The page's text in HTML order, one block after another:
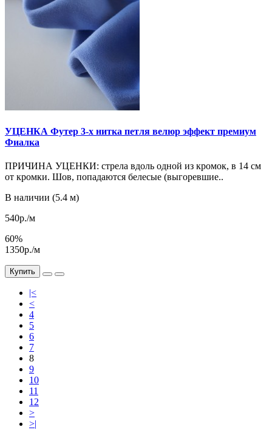
УЦЕНКА Футер 3-х нитка петля велюр эффект премиум
Фиалка
ПРИЧИНА УЦЕНКИ: стрела вдоль одной из кромок, в 14 см
от кромки. Шов, попадаются белесые (выгоревшие..
В наличии (5.4 м)
540р./м
60%
1350р./м
Купить
|<
<
4
5
6
7
8
9
10
11
12
>
>|